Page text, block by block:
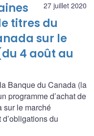
27 juillet 2020
titres du
sur le
4 août au
Banque du Canada (la
programme d’achat de
sur le marché
du